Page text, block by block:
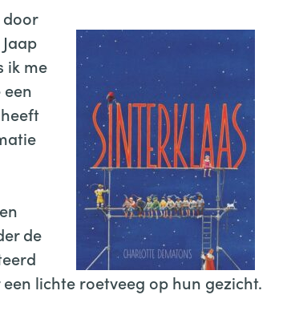
ik me
de
lichte roetveeg op hun gezicht.